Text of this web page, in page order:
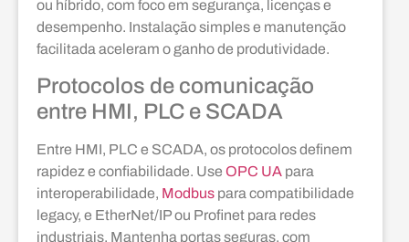
ou híbrido, com foco em segurança, licenças e
desempenho. Instalação simples e manutenção
facilitada aceleram o ganho de produtividade.
Protocolos de comunicação
entre HMI, PLC e SCADA
Entre HMI, PLC e SCADA, os protocolos definem
rapidez e confiabilidade. Use OPC UA para
interoperabilidade, Modbus para compatibilidade
legacy, e EtherNet/IP ou Profinet para redes
industriais. Mantenha portas seguras, com